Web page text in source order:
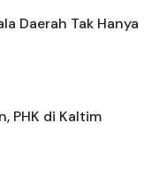
Daerah Tak Hanya
PHK di Kaltim